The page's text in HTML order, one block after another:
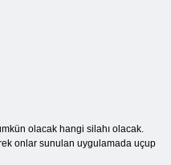
olacak hangi silahı olacak.
onlar sunulan uygulamada uçup